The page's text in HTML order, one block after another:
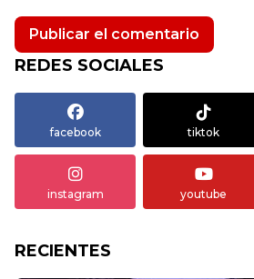
REDES SOCIALES
facebook tiktok
instagram youtube
RECIENTES